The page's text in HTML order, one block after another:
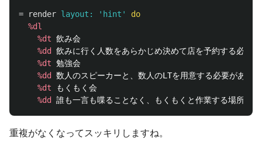
= render layout: 'hint'
do
%dl
%dt 飲み会
%dd
飲みに行く人数をあらかじめ決めて店を予約する必要
%dt 勉強会
%dd
数人のスピーカーと、数人のLTを用意する必要があり
%dt もくもく会
%dd
重複がなくなってスッキリしますね。